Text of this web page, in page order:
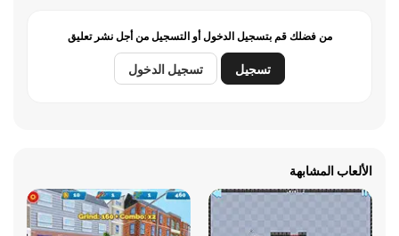
من فضلك قم بتسجيل الدخول أو التسجيل من أجل نشر تعليق
تسجيل تسجيل الدخول
الألعاب المشابهة